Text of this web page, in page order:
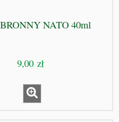
NATO 40ml
9,00 zł